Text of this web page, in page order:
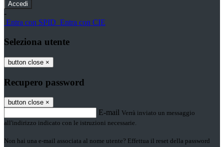
-
Entra con SPID Entra con CIE
Seleziona utente
button close ×
Recupero password
button close ×
E-mail Verrà inviato un messaggio
all'indirizzo indicato con le istruzioni necessarie.
Non hai una e-mail associata al nome utente? Effettua il reset della password